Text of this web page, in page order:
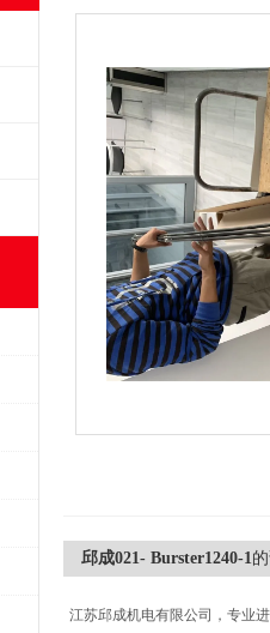
邱成021- Burster1240-1
江苏邱成机电有限公司，专业